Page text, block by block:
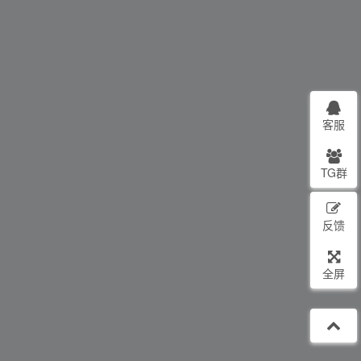
客服
TG群
反馈
全屏